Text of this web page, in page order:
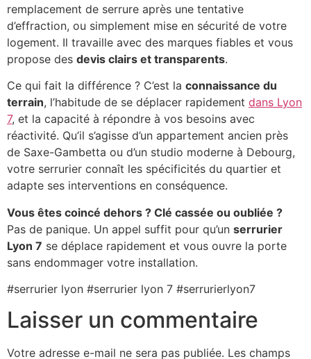
remplacement de serrure après une tentative
d’effraction, ou simplement mise en sécurité de votre
logement. Il travaille avec des marques fiables et vous
propose des devis clairs et transparents.
Ce qui fait la différence ? C’est la connaissance du
terrain, l’habitude de se déplacer rapidement dans Lyon
7, et la capacité à répondre à vos besoins avec
réactivité. Qu’il s’agisse d’un appartement ancien près
de Saxe-Gambetta ou d’un studio moderne à Debourg,
votre serrurier connaît les spécificités du quartier et
adapte ses interventions en conséquence.
Vous êtes coincé dehors ? Clé cassée ou oubliée ?
Pas de panique. Un appel suffit pour qu’un serrurier
Lyon 7 se déplace rapidement et vous ouvre la porte
sans endommager votre installation.
#serrurier lyon #serrurier lyon 7 #serrurierlyon7
Laisser un commentaire
Votre adresse e-mail ne sera pas publiée. Les champs